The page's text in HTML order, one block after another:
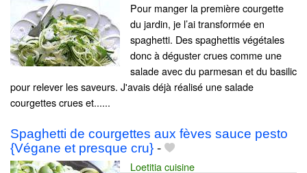
Pour manger la première courgette
du jardin, je l’ai transformée en
spaghetti. Des spaghettis végétales
donc à déguster crues comme une
salade avec du parmesan et du basilic
pour relever les saveurs. J'avais déjà réalisé une salade
courgettes crues et......
Spaghetti de courgettes aux fèves sauce pesto
{Végane et presque cru} -
Loetitia cuisine